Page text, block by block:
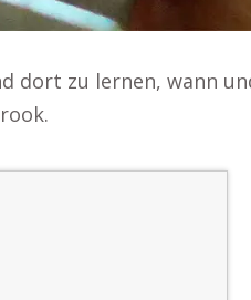
dort zu lernen, wann